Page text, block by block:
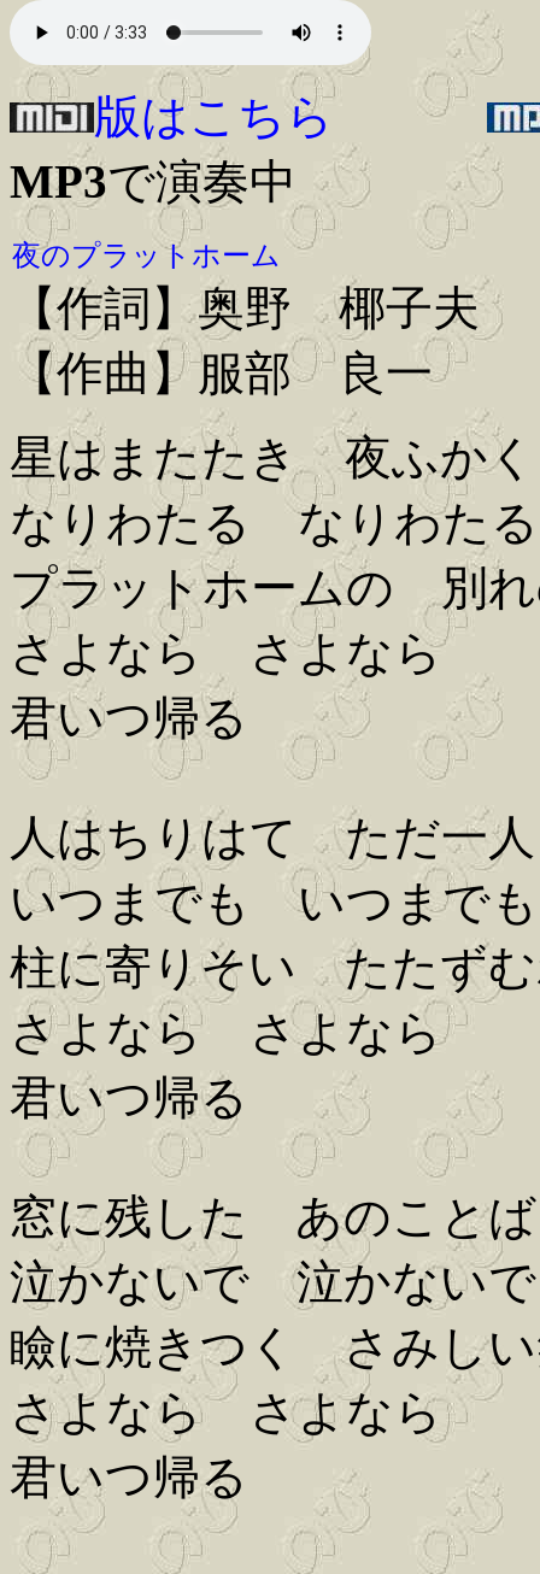
版はこちら
MP3で演奏中
夜のプラットホーム
【作詞】奥野 椰子夫
【作曲】服部 良一
星はまたたき 夜ふかく
なりわたる なりわたる
プラットホームの 別
さよなら さよなら
君いつ帰る
人はちりはて ただ一人
いつまでも いつまでも
柱に寄りそい たたず
さよなら さよなら
君いつ帰る
窓に残した あのことば
泣かないで 泣かないで
瞼に焼きつく さみし
さよなら さよなら
君いつ帰る